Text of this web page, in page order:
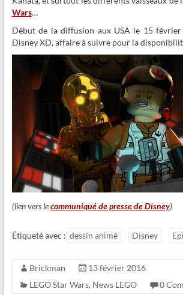
Wars…
Début de la diffusion aux USA le 15
Disney XD, affaire à suivre pour la
(lien vers lecommuniqué de presse de Disney)
Étiqueté avec : dessin animé Disney
Brickman
13 février 2016
LEGO Star Wars, News LEGO 0